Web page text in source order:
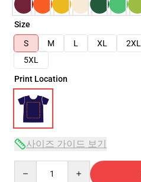
Size
S
M L XL 2XL
5XL
Print Location
사이즈 가이드 보기